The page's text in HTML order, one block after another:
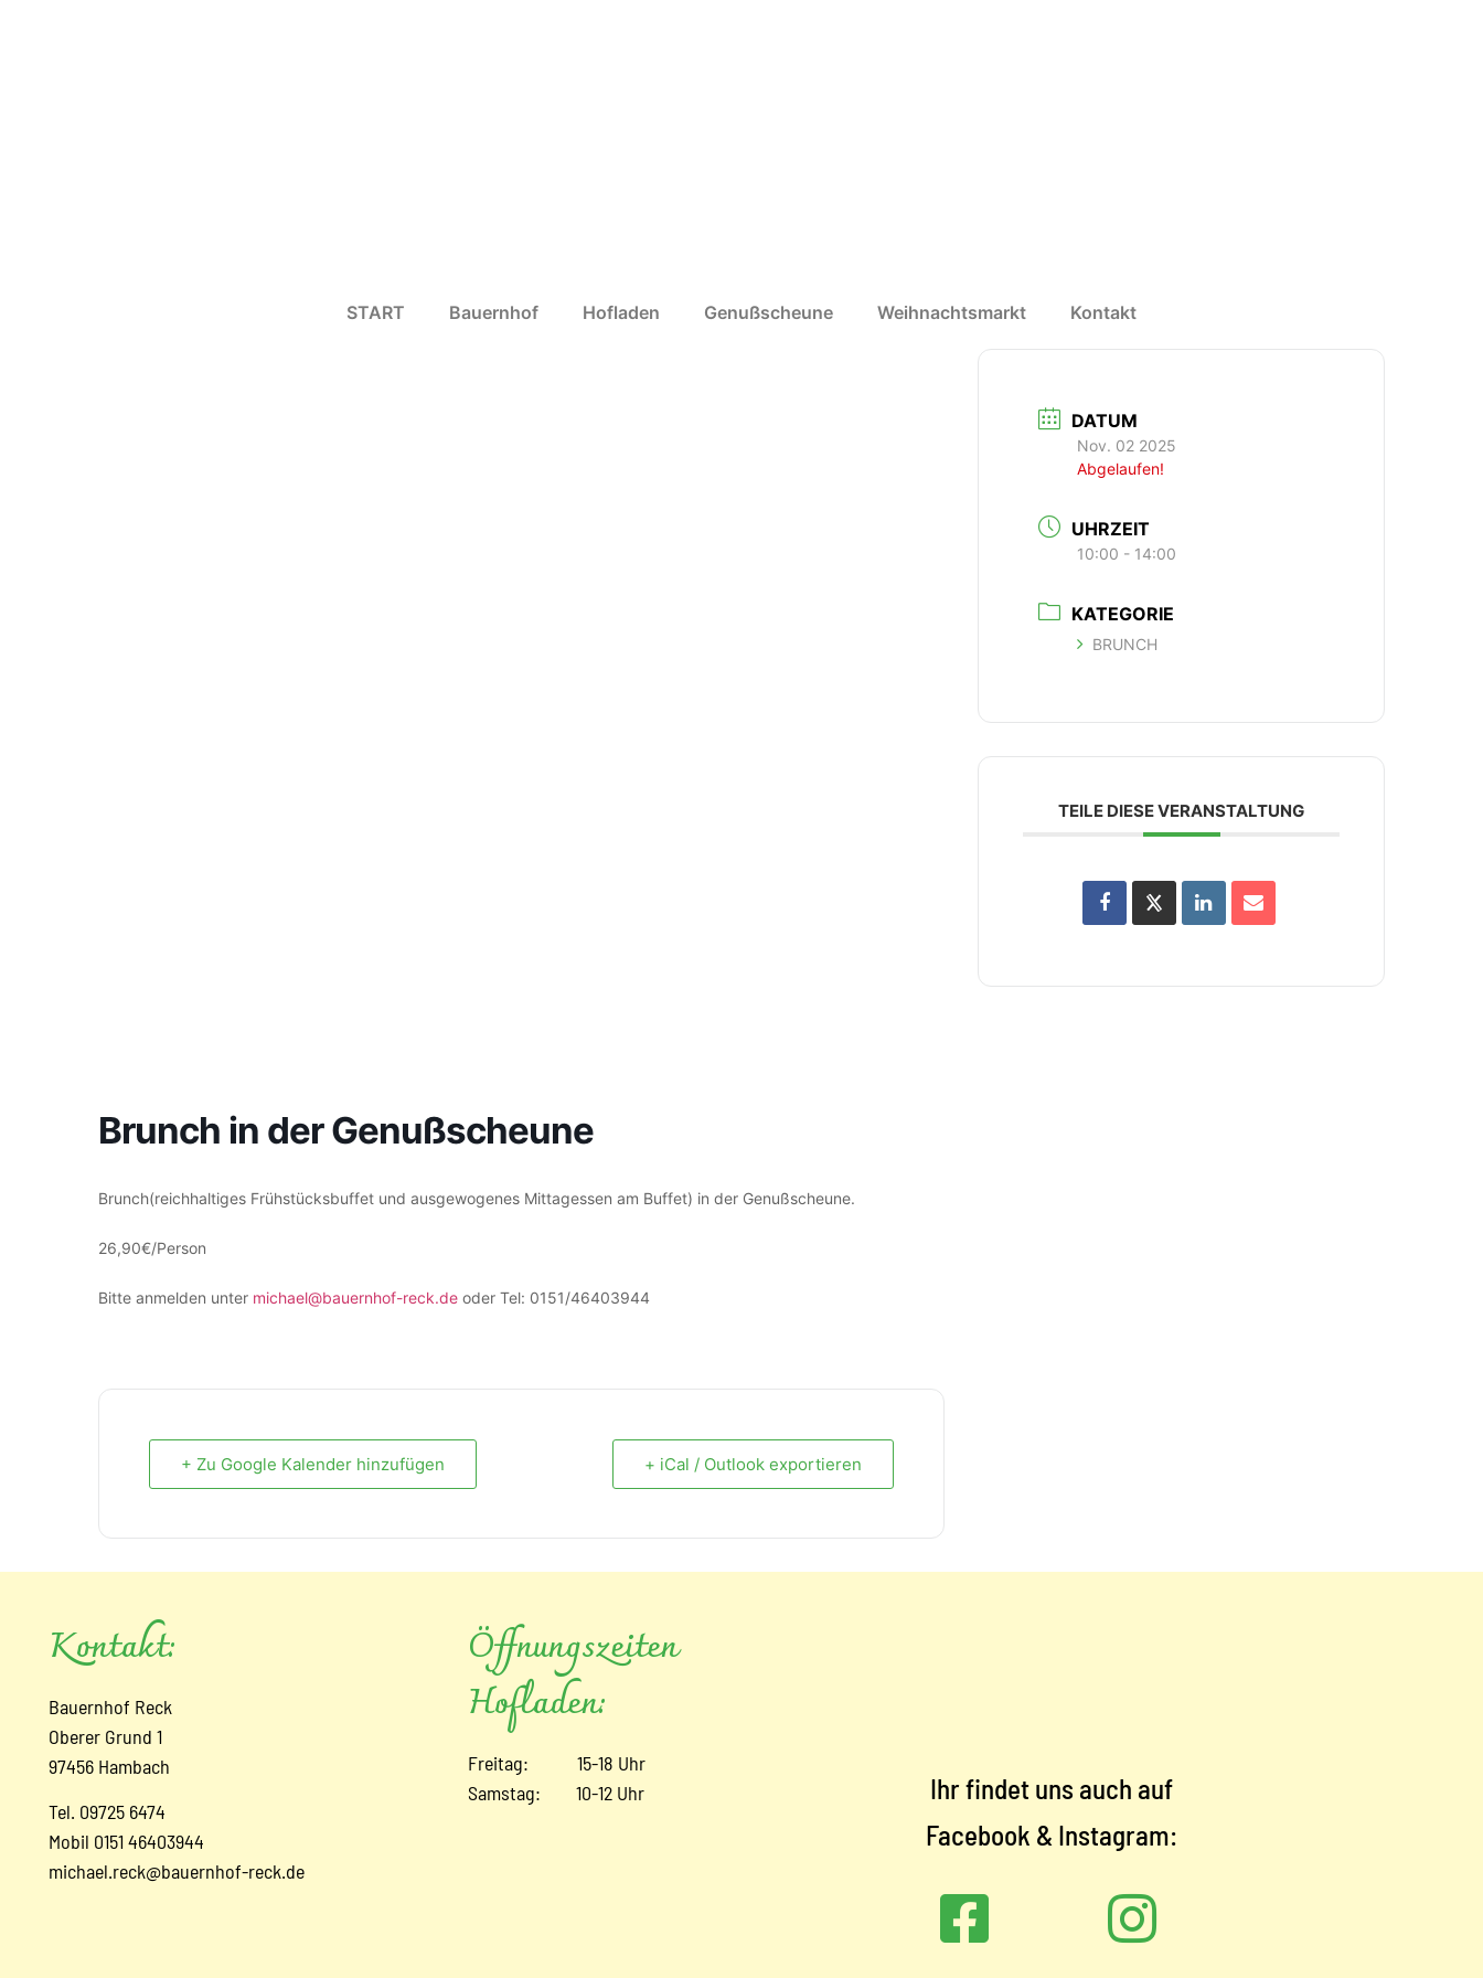
START Bauernhof Hofladen Genußscheune Weihnachtsmarkt Kontakt
Brunch in der Genußscheune
Brunch(reichhaltiges Frühstücksbuffet und ausgewogenes Mittagessen am Buffet) in der Genußscheune.
26,90€/Person
Bitte anmelden unter michael@bauernhof-reck.de oder Tel: 0151/46403944
+ Zu Google Kalender hinzufügen + iCal / Outlook exportieren
DATUM
Nov. 02 2025
Abgelaufen!
UHRZEIT
10:00 - 14:00
KATEGORIE
BRUNCH
TEILE DIESE VERANSTALTUNG
Kontakt:
Bauernhof Reck
Oberer Grund 1
97456 Hambach
Tel. 09725 6474
Mobil 0151 46403944
michael.reck@bauernhof-reck.de
Öffnungszeiten
Hofladen:
Freitag: 15-18 Uhr
Samstag: 10-12 Uhr
Ihr findet uns auch auf
Facebook & Instagram: